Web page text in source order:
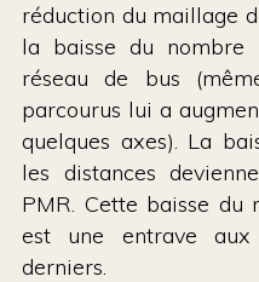
réduction du maillage
la baisse du nombre
réseau de bus
parcourus lui a
quelques axes). La
les distances
PMR. Cette baisse du
est une entrave aux
derniers.